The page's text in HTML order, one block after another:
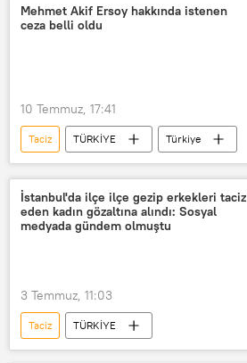
Mehmet Akif Ersoy hakkında istenen
ceza belli oldu
10 Temmuz, 17:41
Taciz TÜRKİYE
Türkiye
Mehmet Akif Ersoy
Cinsel taciz
Kadına yönelik taciz
Sözlü taciz
Habertürk gazetesi
Habertürk TV
İstanbul'da ilçe ilçe gezip erkekleri taciz
eden kadın gözaltına alındı: Sosyal
medyada gündem olmuştu
3 Temmuz, 11:03
Taciz
TÜRKİYE
İstanbul Emniyet Müdürlüğü